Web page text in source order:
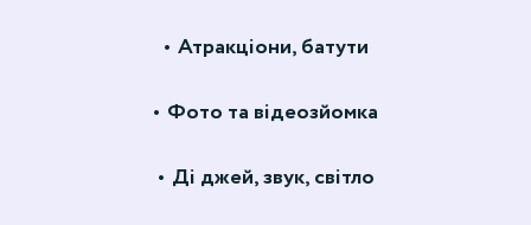
Атракціони, батути
Фото та відеозйомка
Ді джей, звук, світло